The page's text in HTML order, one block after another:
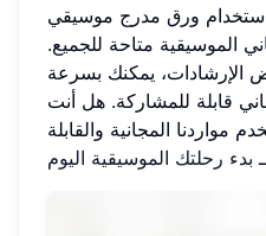
ورق مدرج موسيقي
الموسيقية متاحة للجميع.
الإرشادات، يمكنك بسرعة
قابلة للمشاركة. هل أنت
مواردنا المجانية والقابلة
بدء رحلتك الموسيقية اليوم